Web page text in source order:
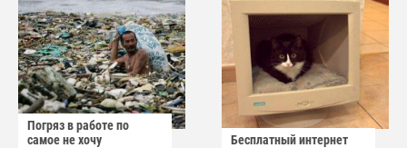
Погряз в работе по
самое не хочу
Бесплатный интернет